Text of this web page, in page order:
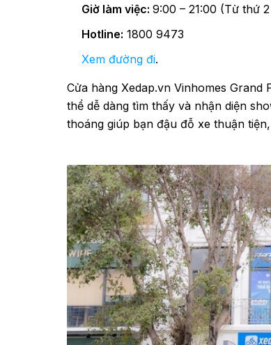
Giờ làm việc: 9:00 – 21:00 (Từ thứ
Hotline: 1800 9473
Xem đường đi.
Cửa hàng Xedap.vn Vinhomes
thể dễ dàng tìm thấy và nhận diện
thoáng giúp bạn đậu đỗ xe thuận